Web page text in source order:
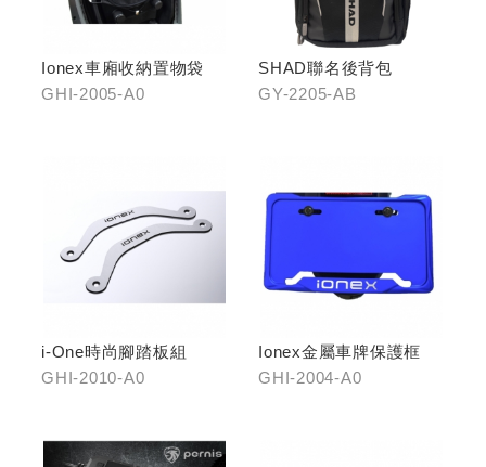
Ionex車廂收納置物袋
GHI-2005-A0
SHAD聯名後背包
GY-2205-AB
i-One時尚腳踏板組
GHI-2010-A0
Ionex金屬車牌保護框
GHI-2004-A0